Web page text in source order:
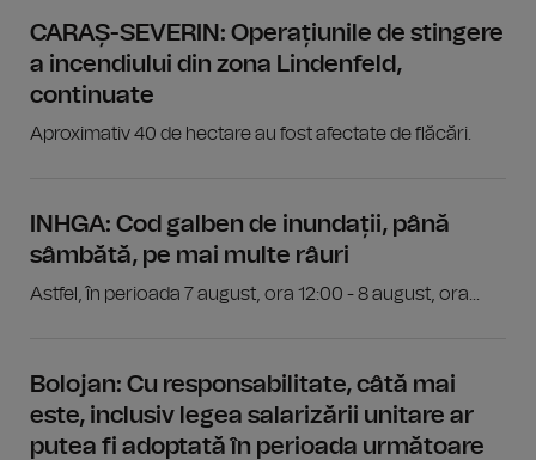
CARAȘ-SEVERIN: Operațiunile de stingere
a incendiului din zona Lindenfeld,
continuate
Aproximativ 40 de hectare au fost afectate de flăcări.
INHGA: Cod galben de inundații, până
sâmbătă, pe mai multe râuri
Astfel, în perioada 7 august, ora 12:00 - 8 august, ora...
Bolojan: Cu responsabilitate, câtă mai
este, inclusiv legea salarizării unitare ar
putea fi adoptată în perioada următoare